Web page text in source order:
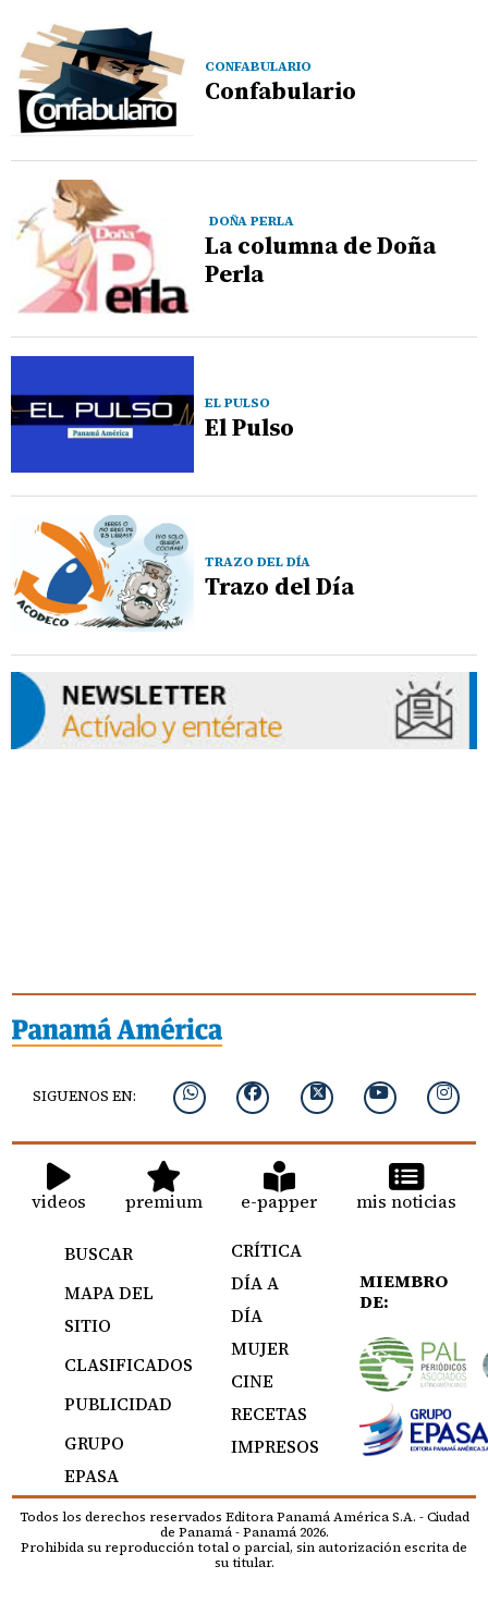
CONFABULARIO
Confabulario
DOÑA PERLA
La columna de Doña
Perla
EL PULSO
El Pulso
TRAZO DEL DÍA
Trazo del Día
SIGUENOS EN:
videos premium e-papper mis noticias
BUSCAR
MAPA DEL
SITIO
CLASIFICADOS
PUBLICIDAD
GRUPO
EPASA
CRÍTICA
DÍA A
DÍA
MUJER
CINE
RECETAS
IMPRESOS
MIEMBRO
DE:
Todos los derechos reservados Editora Panamá América S.A. - Ciudad
de Panamá - Panamá 2026.
Prohibida su reproducción total o parcial, sin autorización escrita de
su titular.